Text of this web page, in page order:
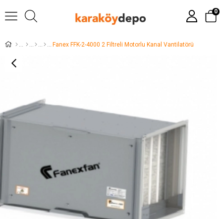
0
Fanex FFK-2-4000 2 Filtreli Motorlu Kanal Vantilatörü